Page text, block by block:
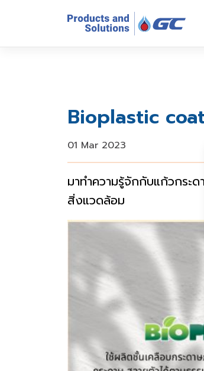
Bioplastic
01 Mar 2023
มาทำความรู้จักกับแก้วกระ
สิ่งแวดล้อม